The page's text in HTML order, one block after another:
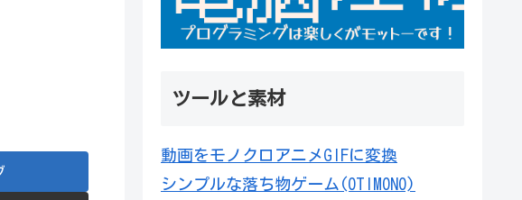
ツールと素材
動画をモノクロアニメGIFに変換
シンプルな落ち物ゲーム(OTIMONO)